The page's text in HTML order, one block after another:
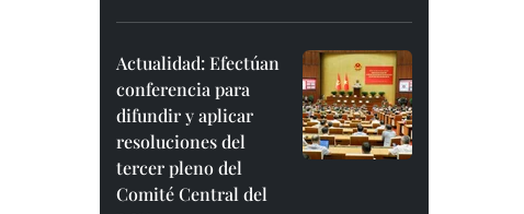
Actualidad: Efectúan
conferencia para
difundir y aplicar
resoluciones del
tercer pleno del
Comité Central del